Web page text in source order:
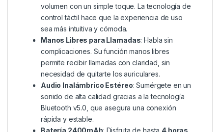
volumen con un simple toque. La tecnología de
control táctil hace que la experiencia de uso
sea más intuitiva y cómoda.
Manos Libres para Llamadas: Habla sin
complicaciones. Su función manos libres
permite recibir llamadas con claridad, sin
necesidad de quitarte los auriculares.
Audio Inalámbrico Estéreo: Sumérgete en un
sonido de alta calidad gracias a la tecnología
Bluetooth v5.0, que asegura una conexión
rápida y estable.